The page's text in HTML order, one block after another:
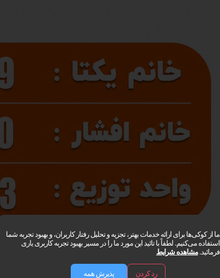
ما از کوکی‌ها برای ارائه خدمات بهتر، تجزیه و تحلیل رفتار کاربران، و بهبود تجربه شما
استفاده می‌کنیم. لطفاً با تائید این مورد ما را در مسیر بهبود تجربه کاربری یاری
فرمائید.مشاهده شرایط
رد کردن پذیرش همه